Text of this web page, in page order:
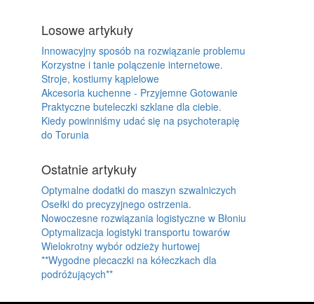
Losowe artykuły
Innowacyjny sposób na rozwiązanie problemu
Korzystne i tanie polączenie internetowe.
Stroje, kostiumy kąpielowe
Akcesoria kuchenne - Przyjemne Gotowanie
Praktyczne buteleczki szklane dla ciebie.
Kiedy powinniśmy udać się na psychoterapię
do Torunia
Ostatnie artykuły
Optymalne dodatki do maszyn szwalniczych
Osełki do precyzyjnego ostrzenia.
Nowoczesne rozwiązania logistyczne w Błoniu
Optymalizacja logistyki transportu towarów
Wielokrotny wybór odzieży hurtowej
**Wygodne plecaczki na kółeczkach dla
podróżujących**